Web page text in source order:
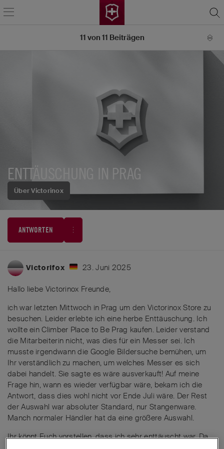
Über Victorinox
ENTTÄUSCHUNG IN PRAG
ANTWORTEN
11 von 11 Beiträgen
Victorifox 23. Juni 2025
Hallo liebe Victorinox Freunde,
ich war letzten Mittwoch in Prag um den Victorinox Store zu
besuchen. Leider erlebte ich eine herbe Enttäuschung. Ich
wollte ein Climber Place to Be Prag kaufen. Leider verstand
die Mitarbeiterin nicht, was dies für ein Messer sei. Ich
musste irgendwann die Google Bildersuche bemühen, um
Ihr verständlich zu machen, um welches Messer es sich
dabei handelt. Sie sagte es wäre ausverkauft! Auf meine
Frage hin, wann es wieder verfügbar wäre, bekam ich die
Antwort, dass dies wohl nicht vor Ende Juli wäre. Der Rest
der Auswahl war absoluter Standard, nur Stangenware.
Manch normaler Händler hat da eine größere Auswahl.
Ihr könnt Euch vorstellen, dass ich sehr enttäuscht war. Da